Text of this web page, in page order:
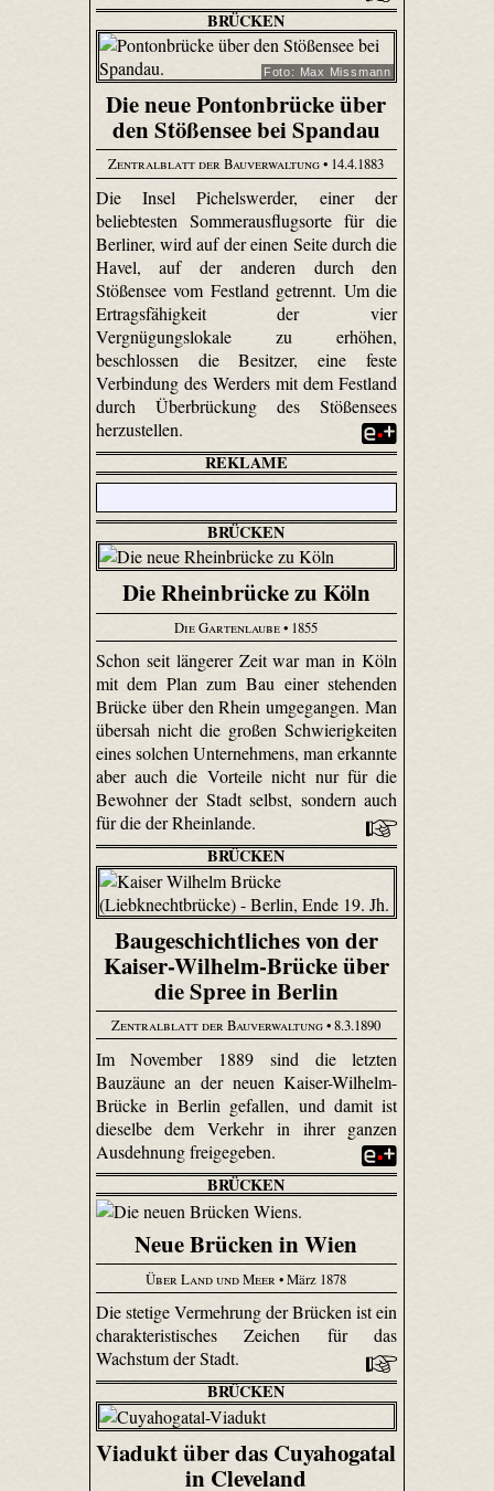
BRÜCKEN
Foto: Max Missmann
Die neue Pontonbrücke über
den Stößensee bei Spandau
Zentralblatt der Bauverwaltung• 14.4.1883
Die Insel Pichelswerder, einer der
beliebtesten Sommerausflugsorte für die
Berliner, wird auf der einen Seite durch die
Havel, auf der anderen durch den
Stößensee vom Festland getrennt. Um die
Ertragsfähigkeit der vier
Vergnügungslokale zu erhöhen,
beschlossen die Besitzer, eine feste
Verbindung des Werders mit dem Festland
durch Überbrückung des Stößensees
herzustellen.
REKLAME
BRÜCKEN
Die Rheinbrücke zu Köln
Die Gartenlaube• 1855
Schon seit längerer Zeit war man in Köln
mit dem Plan zum Bau einer stehenden
Brücke über den Rhein umgegangen. Man
übersah nicht die großen Schwierigkeiten
eines solchen Unternehmens, man erkannte
aber auch die Vorteile nicht nur für die
Bewohner der Stadt selbst, sondern auch
für die der Rheinlande.
BRÜCKEN
Baugeschichtliches von der
Kaiser-Wilhelm-Brücke über
die Spree in Berlin
Zentralblatt der Bauverwaltung• 8.3.1890
Im November 1889 sind die letzten
Bauzäune an der neuen Kaiser-Wilhelm-
Brücke in Berlin gefallen, und damit ist
dieselbe dem Verkehr in ihrer ganzen
Ausdehnung freigegeben.
BRÜCKEN
Neue Brücken in Wien
Über Land und Meer• März 1878
Die stetige Vermehrung der Brücken ist ein
charakteristisches Zeichen für das
Wachstum der Stadt.
BRÜCKEN
Viadukt über das Cuyahogatal
in Cleveland